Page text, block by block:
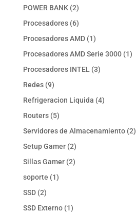
POWER BANK 22
productos
Procesadores 66
productos
Procesadores AMD 11
producto
Procesadores AMD Serie 3000 11
Procesadores INTEL 33
Redes 99
productos
Refrigeracion Liquida 44
Routers 55
productos
Servidores de Almacenamiento 22
Setup Gamer 22
productos
Sillas Gamer 22
soporte 11
SSD 22
productos
SSD Externo 11